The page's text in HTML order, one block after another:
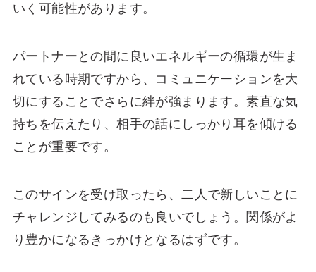
いく可能性があります。
パートナーとの間に良いエネルギーの循環が生ま
れている時期ですから、コミュニケーションを大
切にすることでさらに絆が強まります。素直な気
持ちを伝えたり、相手の話にしっかり耳を傾ける
ことが重要です。
このサインを受け取ったら、二人で新しいことに
チャレンジしてみるのも良いでしょう。関係がよ
り豊かになるきっかけとなるはずです。